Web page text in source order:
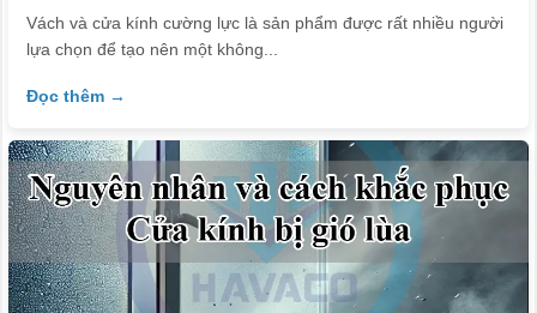
Vách và cửa kính cường lực là sản phẩm được rất nhiều người
lựa chọn để tạo nên một không...
Đọc thêm →